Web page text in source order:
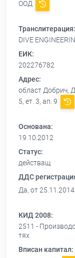
ООД
Транслитерация:
DIVE
ЕИК:
202276782
Адрес:
област
5, ет. 3, ап. 9
Основана:
19.10.2012
Статус:
действащ
ДДС
Да, от 25.11.2014
КИД 2008:
2511 -
тях
Вписан капитал: